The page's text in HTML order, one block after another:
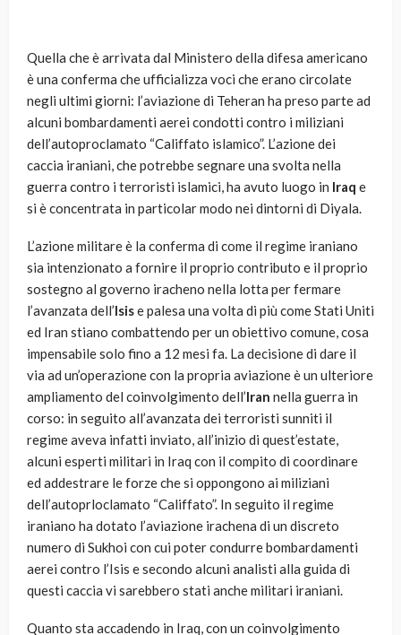
Quella che è arrivata dal Ministero della difesa americano
è una conferma che ufficializza voci che erano circolate
negli ultimi giorni: l’aviazione di Teheran ha preso parte ad
alcuni bombardamenti aerei condotti contro i miliziani
dell’autoproclamato “Califfato islamico”. L’azione dei
caccia iraniani, che potrebbe segnare una svolta nella
guerra contro i terroristi islamici, ha avuto luogo in Iraq e
si è concentrata in particolar modo nei dintorni di Diyala.
L’azione militare è la conferma di come il regime iraniano
sia intenzionato a fornire il proprio contributo e il proprio
sostegno al governo iracheno nella lotta per fermare
l’avanzata dell’Isise palesa una volta di più come Stati Uniti
ed Iran stiano combattendo per un obiettivo comune, cosa
impensabile solo fino a 12 mesi fa. La decisione di dare il
via ad un’operazione con la propria aviazione è un ulteriore
ampliamento del coinvolgimento dell’Iran nella guerra in
corso: in seguito all’avanzata dei terroristi sunniti il
regime aveva infatti inviato, all’inizio di quest’estate,
alcuni esperti militari in Iraq con il compito di coordinare
ed addestrare le forze che si oppongono ai miliziani
dell’autoprloclamato “Califfato”. In seguito il regime
iraniano ha dotato l’aviazione irachena di un discreto
numero di Sukhoi con cui poter condurre bombardamenti
aerei contro l’Isis e secondo alcuni analisti alla guida di
questi caccia vi sarebbero stati anche militari iraniani.
Quanto sta accadendo in Iraq, con un coinvolgimento